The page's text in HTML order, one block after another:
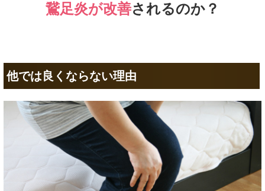
鵞足炎が改善されるのか？
他では良くならない理由